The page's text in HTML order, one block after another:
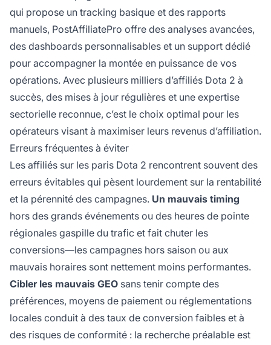
qui propose un tracking basique et des rapports
manuels, PostAffiliatePro offre des analyses avancées,
des dashboards personnalisables et un support dédié
pour accompagner la montée en puissance de vos
opérations. Avec plusieurs milliers d’affiliés Dota 2 à
succès, des mises à jour régulières et une expertise
sectorielle reconnue, c’est le choix optimal pour les
opérateurs visant à maximiser leurs revenus d’affiliation.
Erreurs fréquentes à éviter
Les affiliés sur les paris Dota 2 rencontrent souvent des
erreurs évitables qui pèsent lourdement sur la rentabilité
et la pérennité des campagnes. Un mauvais timing
hors des grands événements ou des heures de pointe
régionales gaspille du trafic et fait chuter les
conversions—les campagnes hors saison ou aux
mauvais horaires sont nettement moins performantes.
Cibler les mauvais GEO sans tenir compte des
préférences, moyens de paiement ou réglementations
locales conduit à des taux de conversion faibles et à
des risques de conformité : la recherche préalable est